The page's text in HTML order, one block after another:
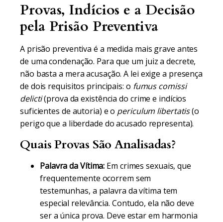
Provas, Indícios e a Decisão
pela Prisão Preventiva
A prisão preventiva é a medida mais grave antes
de uma condenação. Para que um juiz a decrete,
não basta a mera acusação. A lei exige a presença
de dois requisitos principais: o fumus comissi
delicti(prova da existência do crime e indícios
suficientes de autoria) e o periculum libertatis(o
perigo que a liberdade do acusado representa).
Quais Provas São Analisadas?
Palavra da Vítima: Em crimes sexuais, que
frequentemente ocorrem sem
testemunhas, a palavra da vítima tem
especial relevância. Contudo, ela não deve
ser a única prova. Deve estar em harmonia